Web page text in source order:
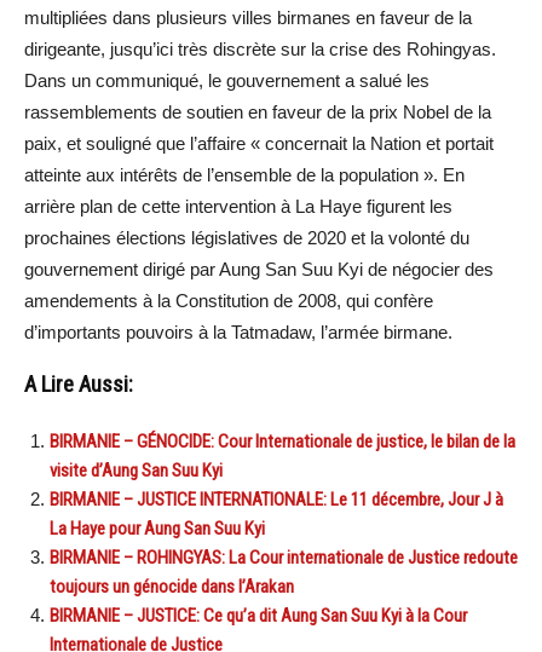
multipliées dans plusieurs villes birmanes en faveur de la
dirigeante, jusqu’ici très discrète sur la crise des Rohingyas.
Dans un communiqué, le gouvernement a salué les
rassemblements de soutien en faveur de la prix Nobel de la
paix, et souligné que l’affaire « concernait la Nation et portait
atteinte aux intérêts de l’ensemble de la population ». En
arrière plan de cette intervention à La Haye figurent les
prochaines élections législatives de 2020 et la volonté du
gouvernement dirigé par Aung San Suu Kyi de négocier des
amendements à la Constitution de 2008, qui confère
d’importants pouvoirs à la Tatmadaw, l’armée birmane.
A Lire Aussi:
BIRMANIE – GÉNOCIDE: Cour Internationale de justice, le bilan de la
visite d’Aung San Suu Kyi
BIRMANIE – JUSTICE INTERNATIONALE: Le 11 décembre, Jour J à
La Haye pour Aung San Suu Kyi
BIRMANIE – ROHINGYAS: La Cour internationale de Justice redoute
toujours un génocide dans l’Arakan
BIRMANIE – JUSTICE: Ce qu’a dit Aung San Suu Kyi à la Cour
Internationale de Justice